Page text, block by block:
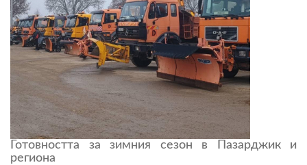
Готовността за зимния сезон в Пазарджик и
региона